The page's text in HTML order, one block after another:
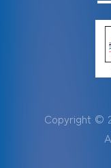
Copyright ©